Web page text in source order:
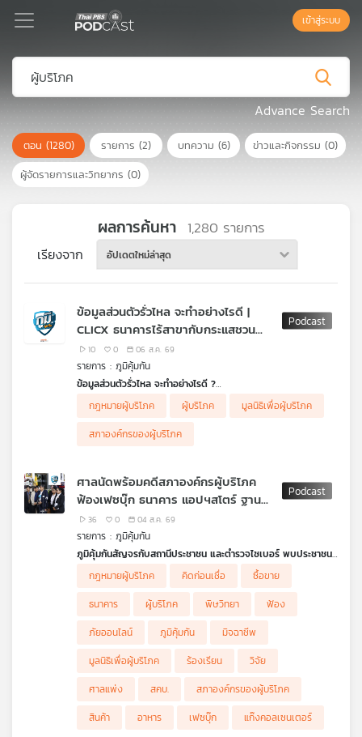
Podcast
เพล
ย์
ลิ
เพล
บทความ
เข้าสู่ระบบ
Advance Search
ตอน (1280) รายการ (2) บทความ (6) ข่าวและกิจกรรม (0)
ผู้จัดรายการและวิทยากร (0)
ผลการค้นหา 1,280 รายการ
เรียงจาก อัปเดตใหม่ล่าสุด
ข้อมูลส่วนตัวรั่วไหล จะทำอย่างไรดี |
CLICX ธนาคารไร้สาขากับกระแสชวน
เบี้ยวหนี้ | น้ำมันทอดใช้ซ้ำ มีสาร PAH
10 0 06 ส.ค. 69
รายการ : ภูมิคุ้มกัน
ข้อมูลส่วนตัวรั่วไหล จะทำอย่างไรดี ?
กระทรวงคมนาคม เปิดเผยผลการตรวจสอบกรณีข้อมูลส่วนบุคคล
และข้อมูลเกี่ยวกับทะเบียนรถรั่วไหลรวมถึงข้อมูลของนายกรัฐมนตรี
ล่าสุด ตรวจพบ IP ต้นทางมาจาก 3 หน่วยงานราชการ ซึ่งขณะนี้อยู่
ระหว่างตรวจสอบหาตัวผู้ใช้บัญชีในการล็อคอิน เรามาดูวิธีการจัดการ
ฟังวิธีป้องกันความเสียหายจาก เรืออากาศเอก นพรัตน์ สุจินดา
(หมาน้อย) ผู้อำนวยการฝ่ายทดสอบเจาะระบบและประเมินความพร้อม
สำนักบริหารโครงสร้างพื้นฐานสำคัญทางสารสนเทศ
สํานักงานคณะกรรมการการรักษาความมั่นคงปลอดภัยไซเบอร์แห่ง
ชาติ (สกมช.)
.
CLICX ธนาคารไร้สาขากับกระแสชวนเบี้ยวหนี้
CLICX (คลิกซ์) หรือ ธนาคารไร้สาขารายแรกของไทย ที่ได้เริ่มเปิดให้
ทำให้มีกระแส เบี้ยวหนี้
ฟังข้อคิดเตือนใจ ถ้ากู้ต้องใช้หนี้ การเบี้ยวหนี้จะถูกดำเนินคดีตาม
ฟังจาก คุณภัทรกร ทีปบุญรัตน์ รองหัวหน้าฝ่ายคุ้มครองและพิทักษ์
กฎหมายผู้บริโภค ผู้บริโภค
มูลนิธิเพื่อผู้บริโภค
สภาองค์กรของผู้บริโภค
ศาลนัดพร้อมคดีสภาองค์กรผู้บริโภค
ฟ้องเฟซบุ๊ก ธนาคาร แอปฯสโตร์ ฐาน
ปล่อยให้มีโฆษณาหลอกประชาชน | อนุมูล
อิสระตกค้างในน้ำมันทอดซ้ำได้นานแค่ไหน
36 0 04 ส.ค. 69
รายการ : ภูมิคุ้มกัน
ภูมิคุ้มกันสัญจรกับสถานีประชาชน และตำรวจไซเบอร์ พบประชาชน
ยกระดับเตือนภัยออนไลน์และให้ความรู้ผู้บริโภค
ฟังเสียง ประชาชน ชาวตำบลธรรมศาลา อ.เมืองนครปฐม ที่มาร่วม
กิจกรรมว่าได้ประโยชน์อะไรจากกิจกรรมนี้และความคิดเห็นเกี่ยวกับการ
ซื้อของออนไลน์
คืบหน้าสภาองค์กรผู้บริโภคเป็นตัวแทนผู้บริโภค ฟ้องเฟซบุ๊ก
ธนาคาร แอปฯสโตร์ ฐานปล่อยให้มีโฆษณาหลอกประชาชน
ศาลแพ่งได้นัดพิจารณาครั้งแรก เมื่อ 3 ส.ค.69 ในคดีที่สภาองค์กร
ของผู้บริโภคยื่นฟ้องผู้ประกอบธุรกิจที่เกี่ยวข้องกับการหลอกลวง
ออนไลน์ผ่านเฟซบุ๊ก จำนวน 17 บริษัท เมื่อวันที่ 8 มิถุนายน 2569 ที่
ผ่านมา โดยมีผู้เสียหายที่ตกเป็นเหยื่อมิจฉาชีพออนไลน์ ผ่านการ
หลอกลวงบนเฟซบุ๊ก ยื่นฟ้องเป็นคดีนำร่องรวม 10 คดี แบ่งเป็นคดี
คุยกับ คุณโสภณ หนูรัตน์ หัวหน้าฝ่ายคุ้มครองและพิทักษ์สิทธิผู้
บริโภค สภาองค์กรของผู้บริโภค
คิดก่อนเชื่อ กับ ดร.แก้ว กังสดาลอำไพ นักพิษวิทยา กับ ชนาธิป
ไพรพงค์
ตอน อนุมูลอิสระตกค้างในน้ำมันทอดซ้ำได้นานแค่ไหน
กฎหมายผู้บริโภค คิดก่อนเชื่อ
ซื้อขาย
ธนาคาร
ผู้บริโภค พิษวิทยา
ฟ้อง
ภัยออนไลน์
ภูมิคุ้มกัน
มิจฉาชีพ
มูลนิธิเพื่อผู้บริโภค
ร้องเรียน
วิจัย
ศาลแพ่ง
สคบ.
สภาองค์กรของผู้บริโภค
สินค้า
อาหาร เฟซบุ๊ก แก๊งคอลเซนเตอร์